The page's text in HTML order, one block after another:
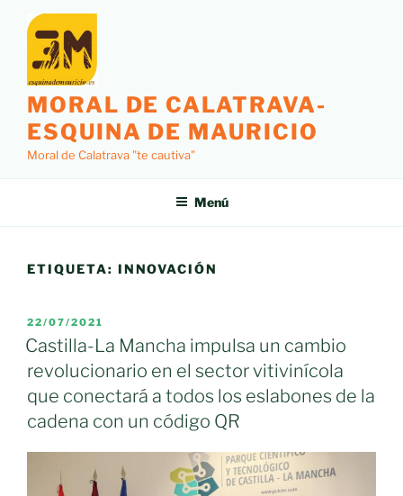
contenido
MORAL DE CALATRAVA-
ESQUINA DE MAURICIO
Moral de Calatrava "te cautiva"
Menú
ETIQUETA: INNOVACIÓN
PUBLICADO
EL
22/07/2021
Castilla-La Mancha impulsa un cambio
revolucionario en el sector vitivinícola
que conectará a todos los eslabones de la
cadena con un código QR